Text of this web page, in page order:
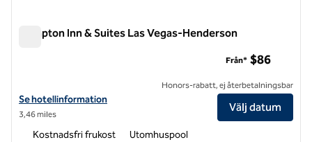
Hampton Inn & Suites Las Vegas-Henderson
Visa hotelldetaljer för Hampton Inn & Suites Las Vegas-Henderson
Se hotellinformation
3,46 miles
Från* $86
Honors-rabatt, ej återbetalningsbar
Välj datum
Kostnadsfri frukost Utomhuspool